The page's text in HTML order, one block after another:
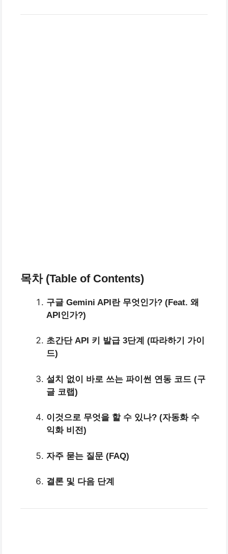
목차 (Table of Contents)
구글 Gemini API란 무엇인가? (Feat. 왜
API인가?)
초간단 API 키 발급 3단계 (따라하기 가이
드)
설치 없이 바로 쓰는 파이썬 연동 코드 (구
글 코랩)
이것으로 무엇을 할 수 있나? (자동화 수
익화 비전)
자주 묻는 질문 (FAQ)
결론 및 다음 단계